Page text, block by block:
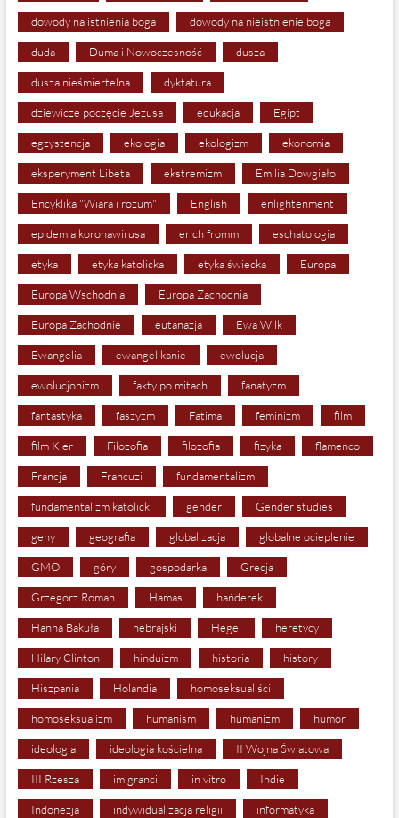
dowody na istnienia boga dowody na nieistnienie boga
duda Duma i Nowoczesność dusza
dusza nieśmiertelna dyktatura
dziewicze poczęcie Jezusa edukacja Egipt
egzystencja ekologia ekologizm ekonomia
eksperyment Libeta ekstremizm Emilia Dowgiało
Encyklika "Wiara i rozum" English enlightenment
epidemia koronawirusa erich fromm eschatologia
etyka etyka katolicka etyka świecka Europa
Europa Wschodnia Europa Zachodnia
Europa Zachodnie eutanazja Ewa Wilk
Ewangelia ewangelikanie ewolucja
ewolucjonizm fakty po mitach fanatyzm
fantastyka faszyzm Fatima feminizm film
film Kler Filozofia filozofia fizyka flamenco
Francja Francuzi fundamentalizm
fundamentalizm katolicki gender Gender studies
geny geografia globalizacja globalne ocieplenie
GMO góry gospodarka Grecja
Grzegorz Roman Hamas hańderek
Hanna Bakuła hebrajski Hegel heretycy
Hilary Clinton hinduizm historia history
Hiszpania Holandia homoseksualiści
homoseksualizm humanism humanizm humor
ideologia ideologia kościelna II Wojna Światowa
III Rzesza imigranci in vitro Indie
Indonezja indywidualizacja religii informatyka